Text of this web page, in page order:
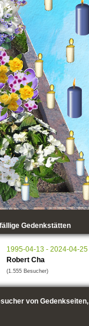
Gedenkstätten
1995-04-13 - 2024-04-25
Robert Cha
(1.555 Besucher)
von Gedenkseiten,